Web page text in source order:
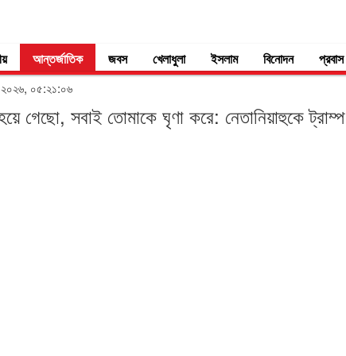
আন্তর্জাতিক জবস খেলাধুলা ইসলাম বিনোদন প্রবাস
২০২৬, ০৫:২১:০৬
গেছো, সবাই তোমাকে ঘৃণা করে: নেতানিয়াহুকে ট্রাম্প